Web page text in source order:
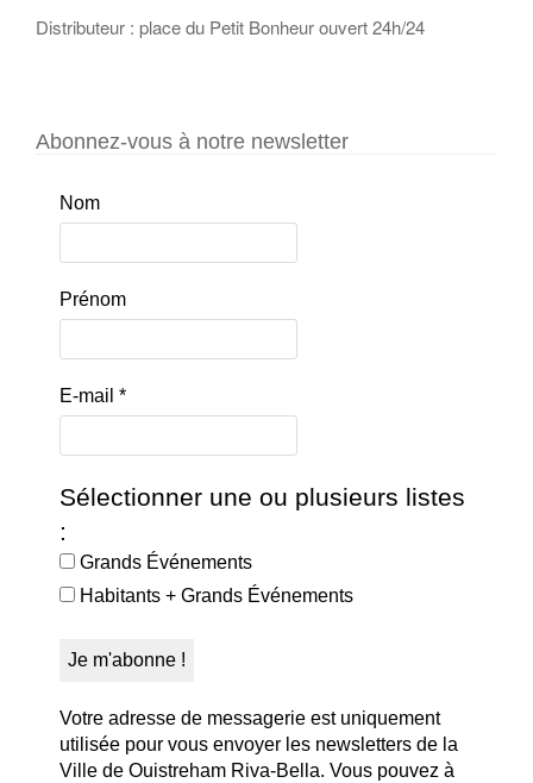
Distributeur : place du Petit Bonheur ouvert 24h/24
Abonnez-vous à notre newsletter
Nom
Prénom
E-mail *
Sélectionner une ou plusieurs listes
:
Grands Événements
Habitants + Grands Événements
Votre adresse de messagerie est uniquement
utilisée pour vous envoyer les newsletters de la
Ville de Ouistreham Riva-Bella. Vous pouvez à